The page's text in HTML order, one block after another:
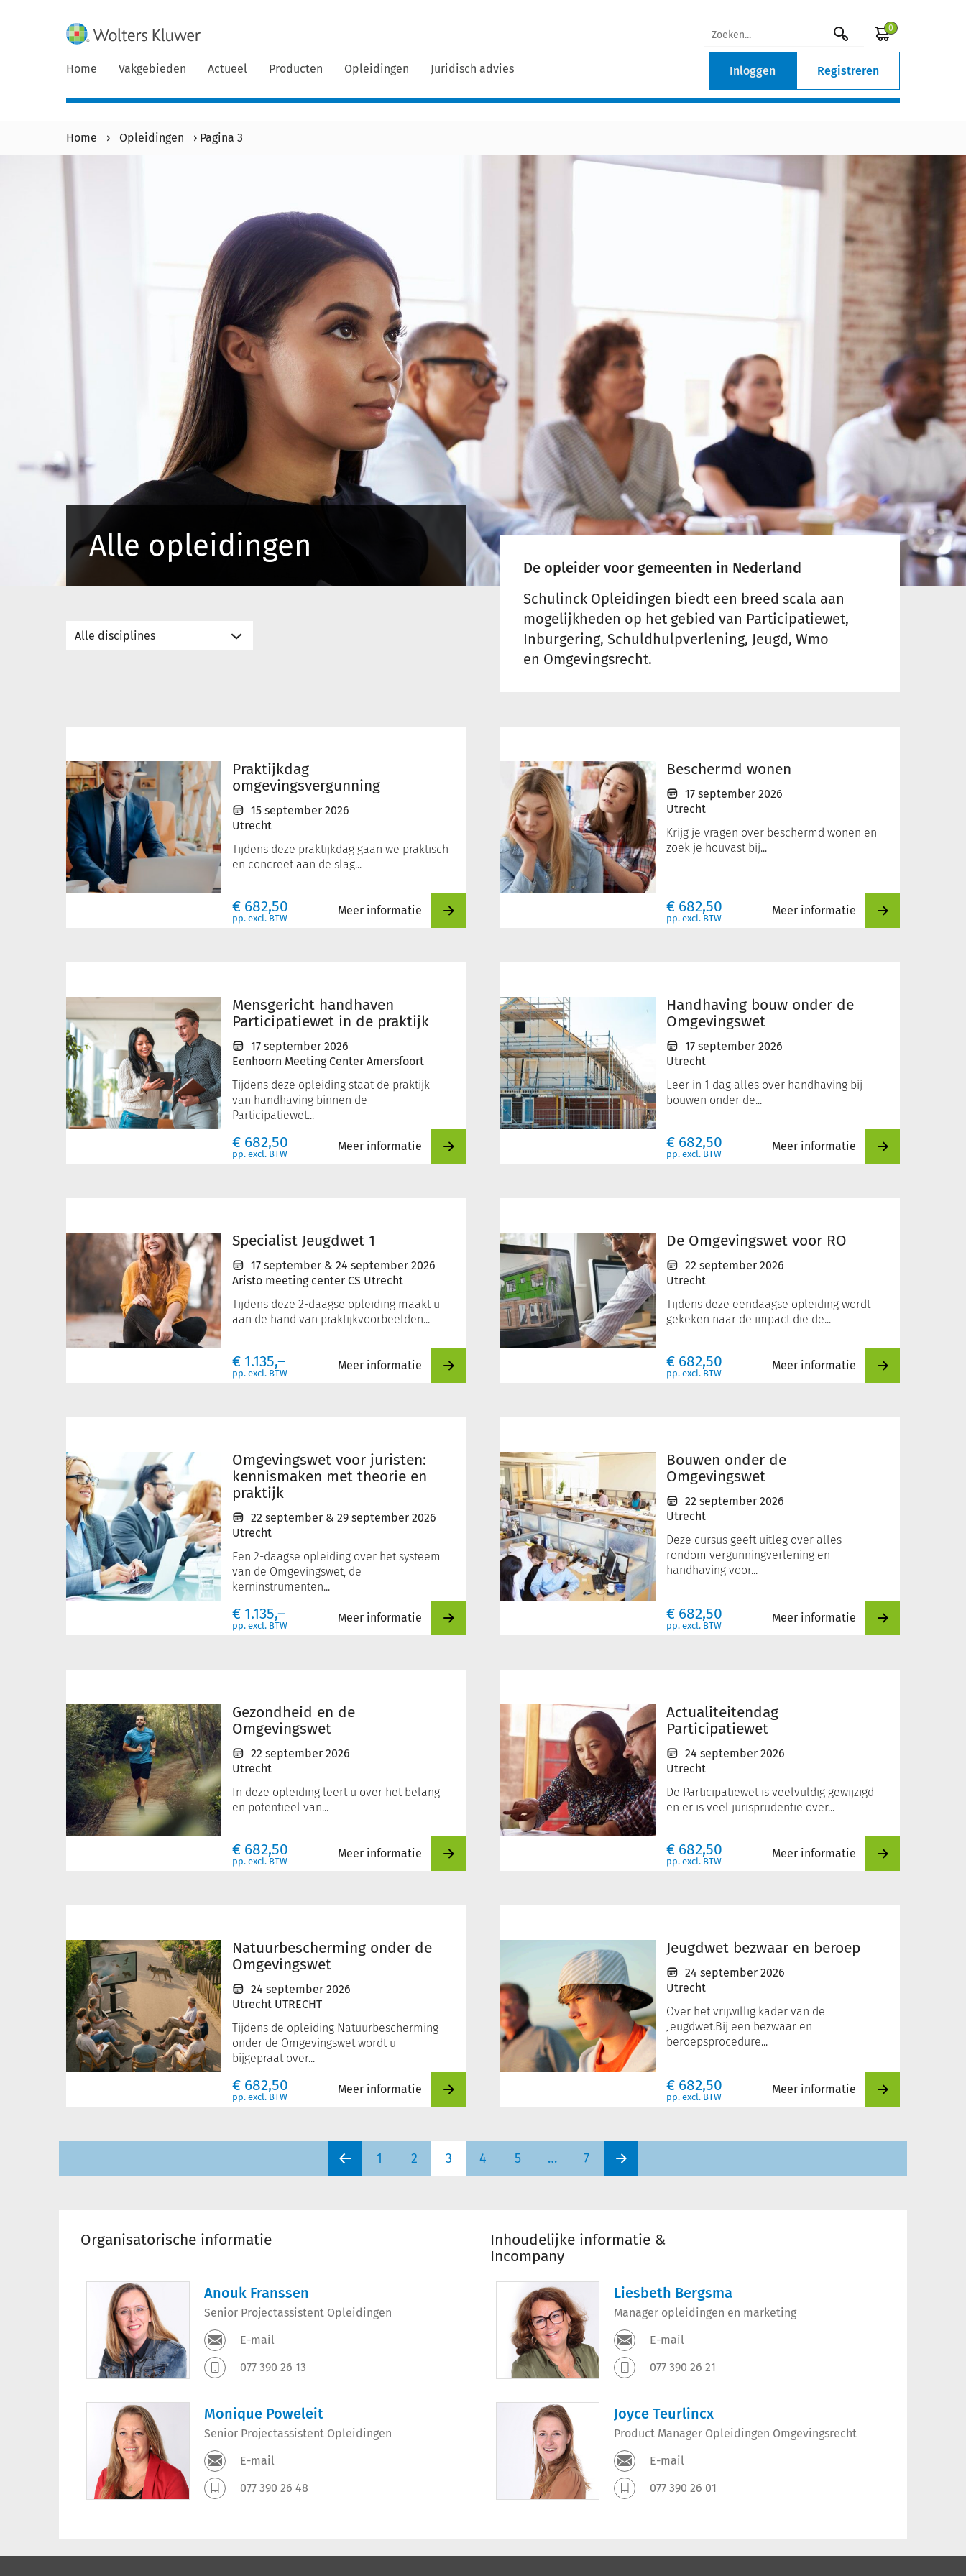
0
Home Vakgebieden Actueel Producten Opleidingen Juridisch advies Inloggen Registreren
Home › Opleidingen › Pagina 3
Alle opleidingen
De opleider voor gemeenten in Nederland
Schulinck Opleidingen biedt een breed scala aan
mogelijkheden op het gebied van Participatiewet,
Inburgering, Schuldhulpverlening, Jeugd, Wmo
en Omgevingsrecht.
Praktijkdag
omgevingsvergunning
15 september 2026
Utrecht
Tijdens deze praktijkdag gaan we praktisch
en concreet aan de slag...
€ 682,50
pp. excl. BTW
Meer informatie
Beschermd wonen
17 september 2026
Utrecht
Krijg je vragen over beschermd wonen en
zoek je houvast bij...
€ 682,50
pp. excl. BTW
Meer informatie
Mensgericht handhaven
Participatiewet in de praktijk
17 september 2026
Eenhoorn Meeting Center Amersfoort
Tijdens deze opleiding staat de praktijk
van handhaving binnen de
Participatiewet...
€ 682,50
pp. excl. BTW
Meer informatie
Participatiewet
in
de
praktijk
Handhaving bouw onder de
Omgevingswet
17 september 2026
Utrecht
Leer in 1 dag alles over handhaving bij
bouwen onder de...
€ 682,50
pp. excl. BTW
Meer informatie
onder
de
Omgevingswet
Specialist Jeugdwet 1
17 september & 24 september 2026
Aristo meeting center CS Utrecht
Tijdens deze 2-daagse opleiding maakt u
aan de hand van praktijkvoorbeelden...
€ 1.135,–
pp. excl. BTW
Meer informatie
1
De Omgevingswet voor RO
22 september 2026
Utrecht
Tijdens deze eendaagse opleiding wordt
gekeken naar de impact die de...
€ 682,50
pp. excl. BTW
Meer informatie
voor
RO
Omgevingswet voor juristen:
kennismaken met theorie en
praktijk
22 september & 29 september 2026
Utrecht
Een 2-daagse opleiding over het systeem
van de Omgevingswet, de
kerninstrumenten...
€ 1.135,–
pp. excl. BTW
Meer informatie
juristen:
kennismaken
met
theorie
en
praktijk
Bouwen onder de
Omgevingswet
22 september 2026
Utrecht
Deze cursus geeft uitleg over alles
rondom vergunningverlening en
handhaving voor...
€ 682,50
pp. excl. BTW
Meer informatie
de
Omgevingswet
Gezondheid en de
Omgevingswet
22 september 2026
Utrecht
In deze opleiding leert u over het belang
en potentieel van...
€ 682,50
pp. excl. BTW
Meer informatie
de
Omgevingswet
Actualiteitendag
Participatiewet
24 september 2026
Utrecht
De Participatiewet is veelvuldig gewijzigd
en er is veel jurisprudentie over...
€ 682,50
pp. excl. BTW
Meer informatie
Natuurbescherming onder de
Omgevingswet
24 september 2026
Utrecht UTRECHT
Tijdens de opleiding Natuurbescherming
onder de Omgevingswet wordt u
bijgepraat over...
€ 682,50
pp. excl. BTW
Meer informatie
de
Omgevingswet
Jeugdwet bezwaar en beroep
24 september 2026
Utrecht
Over het vrijwillig kader van de
Jeugdwet.Bij een bezwaar en
beroepsprocedure...
€ 682,50
pp. excl. BTW
Meer informatie
en
1 2 3 4 5 … 7
Organisatorische informatie
Anouk Franssen
Senior Projectassistent Opleidingen
E-mail
077 390 26 13
Monique Poweleit
Senior Projectassistent Opleidingen
E-mail
077 390 26 48
Inhoudelijke informatie &
Incompany
Liesbeth Bergsma
Manager opleidingen en marketing
E-mail
077 390 26 21
Joyce Teurlincx
Product Manager Opleidingen Omgevingsrecht
E-mail
077 390 26 01